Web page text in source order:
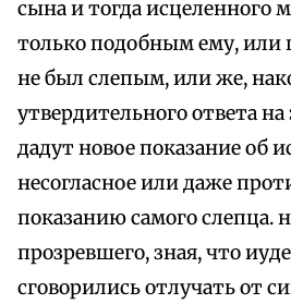
сына и тогда исцеленного
только подобным ему, или
не был слепым, или же,
утвердительного ответа
дадут новое показание об
несогласное или даже
показанию самого слепца.
прозревшего, зная, что
сговорились отлучать от